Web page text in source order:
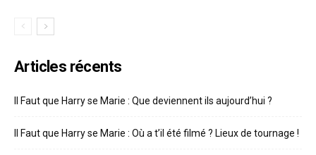
Articles récents
Il Faut que Harry se Marie : Que deviennent ils aujourd’hui ?
Il Faut que Harry se Marie : Où a t’il été filmé ? Lieux de tournage !